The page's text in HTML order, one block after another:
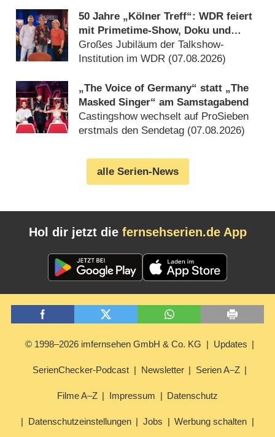
50 Jahre „Kölner Treff“: WDR feiert
mit Primetime-Show, Doku und
Rückblicken
Großes Jubiläum der Talkshow-
Institution im WDR (07.08.2026)
„The Voice of Germany“ statt „The
Masked Singer“ am Samstagabend
Castingshow wechselt auf ProSieben
erstmals den Sendetag (07.08.2026)
alle Serien-News
Hol dir jetzt die fernsehserien.de App
© 1998–2026 imfernsehen GmbH & Co. KG Updates
SerienChecker-Podcast Newsletter Serien A–Z
Filme A–Z Impressum Datenschutz
Datenschutzeinstellungen Jobs Werbung schalten